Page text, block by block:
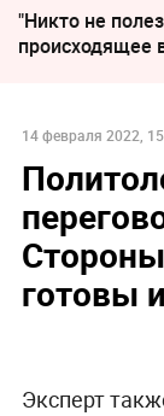
"Никто не
происходящее
14 февраля 2022,
готовы
Эксперт